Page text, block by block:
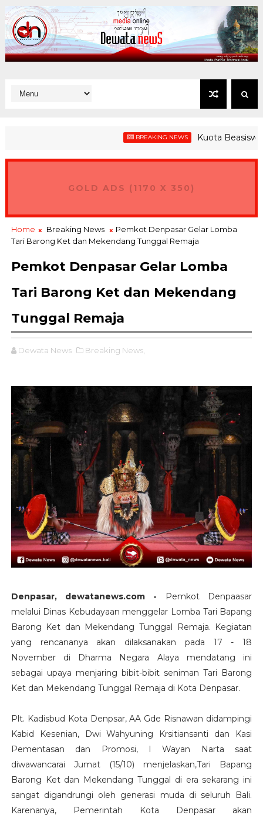
BREAKING NEWS Kuota Beasiswa
GPEI, Gubernur Koster Ingin Bali Jadi Hub Ekspor Produk
GOLD ADS (1170 X 350)
Home Breaking News
Pemkot Denpasar Gelar Lomba
Tari Barong Ket dan Mekendang Tunggal Remaja
Pemkot Denpasar Gelar Lomba
Tari Barong Ket dan Mekendang
Tunggal Remaja
Dewata News Breaking News,
Denpasar, dewatanews.com - Pemkot Denpaasar
melalui Dinas Kebudayaan menggelar Lomba Tari Bapang
Barong Ket dan Mekendang Tunggal Remaja. Kegiatan
yang rencananya akan dilaksanakan pada 17 - 18
November di Dharma Negara Alaya mendatang ini
sebagai upaya menjaring bibit-bibit seniman Tari Barong
Ket dan Mekendang Tunggal Remaja di Kota Denpasar.
Plt. Kadisbud Kota Denpsar, AA Gde Risnawan didampingi
Kabid Kesenian, Dwi Wahyuning Krsitiansanti dan Kasi
Pementasan dan Promosi, I Wayan Narta saat
diwawancarai Jumat (15/10) menjelaskan,Tari Bapang
Barong Ket dan Mekendang Tunggal di era sekarang ini
sangat digandrungi oleh generasi muda di seluruh Bali.
Karenanya, Pemerintah Kota Denpasar akan